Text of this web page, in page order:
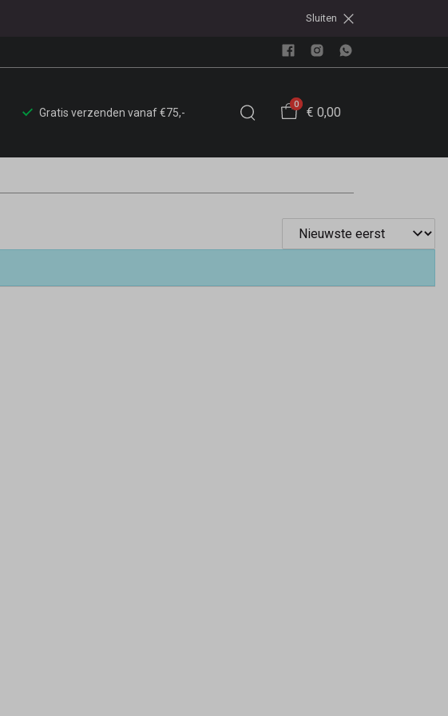
Sluiten
Gratis verzenden vanaf €75,-
0
€ 0,00